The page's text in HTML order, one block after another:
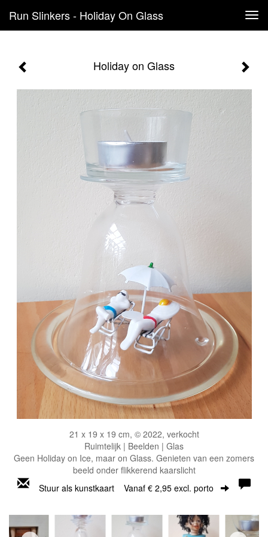
Run Slinkers - Holiday On Glass
Holiday on Glass
21 x 19 x 19 cm, © 2022, verkocht
Ruimtelijk | Beelden | Glas
Geen Holiday on Ice, maar on Glass. Genieten van een zomers
beeld onder flikkerend kaarslicht
Stuur als kunstkaart Vanaf € 2,95 excl. porto